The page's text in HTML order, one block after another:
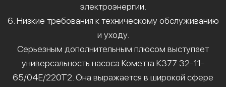
электроэнергии.
6. Низкие требования к техническому обслуживанию
и уходу.
Серьезным дополнительным плюсом выступает
универсальность насоса Кометта К377 32-11-
65/04Е/220Т2. Она выражается в широкой сфере